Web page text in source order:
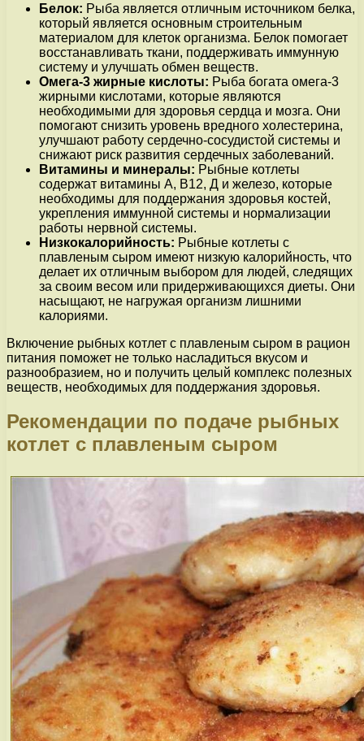
Белок: Рыба является отличным источником белка,
который является основным строительным
материалом для клеток организма. Белок помогает
восстанавливать ткани, поддерживать иммунную
систему и улучшать обмен веществ.
Омега-3 жирные кислоты: Рыба богата омега-3
жирными кислотами, которые являются
необходимыми для здоровья сердца и мозга. Они
помогают снизить уровень вредного холестерина,
улучшают работу сердечно-сосудистой системы и
снижают риск развития сердечных заболеваний.
Витамины и минералы: Рыбные котлеты
содержат витамины А, В12, Д и железо, которые
необходимы для поддержания здоровья костей,
укрепления иммунной системы и нормализации
работы нервной системы.
Низкокалорийность: Рыбные котлеты с
плавленым сыром имеют низкую калорийность, что
делает их отличным выбором для людей, следящих
за своим весом или придерживающихся диеты. Они
насыщают, не нагружая организм лишними
калориями.
Включение рыбных котлет с плавленым сыром в рацион
питания поможет не только насладиться вкусом и
разнообразием, но и получить целый комплекс полезных
веществ, необходимых для поддержания здоровья.
Рекомендации по подаче рыбных
котлет с плавленым сыром